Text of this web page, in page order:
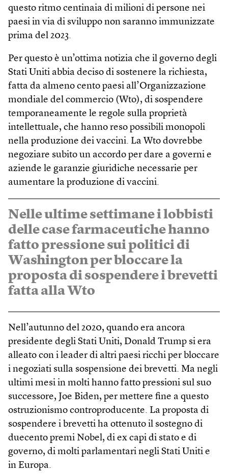
questo ritmo centinaia di milioni di persone nei
paesi in via di sviluppo non saranno immunizzate
prima del 2023.
Per questo è un’ottima notizia che il governo degli
Stati Uniti abbia deciso di sostenere la richiesta,
fatta da almeno cento paesi all’Organizzazione
mondiale del commercio (Wto), di sospendere
temporaneamente le regole sulla proprietà
intellettuale, che hanno reso possibili monopoli
nella produzione dei vaccini. La Wto dovrebbe
negoziare subito un accordo per dare a governi e
aziende le garanzie giuridiche necessarie per
aumentare la produzione di vaccini.
Nelle ultime settimane i lobbisti
delle case farmaceutiche hanno
fatto pressione sui politici di
Washington per bloccare la
proposta di sospendere i brevetti
fatta alla Wto
Nell’autunno del 2020, quando era ancora
presidente degli Stati Uniti, Donald Trump si era
alleato con i leader di altri paesi ricchi per bloccare
i negoziati sulla sospensione dei brevetti. Ma negli
ultimi mesi in molti hanno fatto pressioni sul suo
successore, Joe Biden, per mettere fine a questo
ostruzionismo controproducente. La proposta di
sospendere i brevetti ha ottenuto il sostegno di
duecento premi Nobel, di ex capi di stato e di
governo, di molti parlamentari negli Stati Uniti e
in Europa.